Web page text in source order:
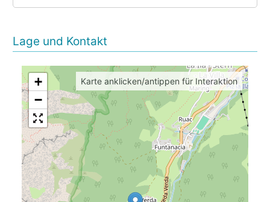
Lage und Kontakt
+
−
Karte anklicken/antippen für Interaktion